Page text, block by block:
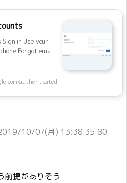
Sign in Use your
Forgot ema
authenticated
10/07(月) 13:38:35.80
前提がありそう